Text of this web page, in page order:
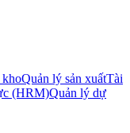
khoQuản lý sản xuấtTài
(HRM)Quản lý dự